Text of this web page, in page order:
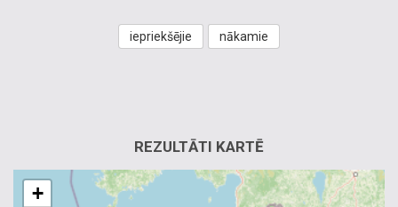
iepriekšējie nākamie
REZULTĀTI KARTĒ
+